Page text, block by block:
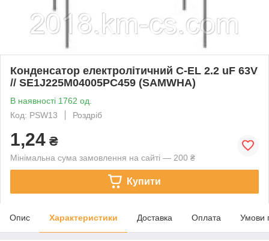
Конденсатор електролітичний C-EL 2.2 uF 63V
// SE1J225M04005PC459 (SAMWHA)
В наявності 1762 од.
Код: PSW13
Роздріб
1,24 ₴
Мінімальна сума замовлення на сайті — 200 ₴
Купити
Опис Характеристики Доставка Оплата Умови